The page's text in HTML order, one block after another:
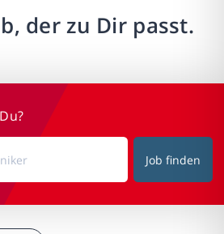
der zu Dir passt.
Job finden